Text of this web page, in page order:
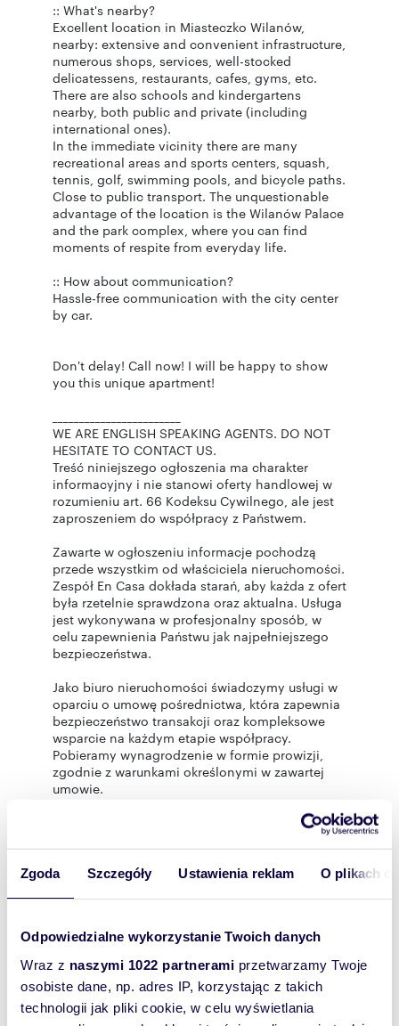
Zgoda Szczegóły Ustawienia reklam O plikach
Odpowiedzialne wykorzystanie Twoich danych
Wraz z naszymi 1022 partnerami przetwarzamy Twoje
osobiste dane, np. adres IP, korzystając z takich
technologii jak pliki cookie, w celu wyświetlania
:: What's nearby?
Excellent location in Miasteczko Wilanów,
nearby: extensive and convenient infrastructure,
numerous shops, services, well-stocked
delicatessens, restaurants, cafes, gyms, etc.
There are also schools and kindergartens
nearby, both public and private (including
international ones).
In the immediate vicinity there are many
recreational areas and sports centers, squash,
tennis, golf, swimming pools, and bicycle paths.
Close to public transport. The unquestionable
advantage of the location is the Wilanów Palace
and the park complex, where you can find
moments of respite from everyday life.
:: How about communication?
Hassle-free communication with the city center
by car.
Don't delay! Call now! I will be happy to show
you this unique apartment!
WE ARE ENGLISH SPEAKING AGENTS. DO NOT
HESITATE TO CONTACT US.
Treść niniejszego ogłoszenia ma charakter
informacyjny i nie stanowi oferty handlowej w
rozumieniu art. 66 Kodeksu Cywilnego, ale jest
zaproszeniem do współpracy z Państwem.
Zawarte w ogłoszeniu informacje pochodzą
przede wszystkim od właściciela nieruchomości.
Zespół En Casa dokłada starań, aby każda z ofert
była rzetelnie sprawdzona oraz aktualna. Usługa
jest wykonywana w profesjonalny sposób, w
celu zapewnienia Państwu jak najpełniejszego
bezpieczeństwa.
Jako biuro nieruchomości świadczymy usługi w
oparciu o umowę pośrednictwa, która zapewnia
bezpieczeństwo transakcji oraz kompleksowe
wsparcie na każdym etapie współpracy.
Pobieramy wynagrodzenie w formie prowizji,
zgodnie z warunkami określonymi w zawartej
umowie.
Mieszkanie: na wynajem
Liczba 2